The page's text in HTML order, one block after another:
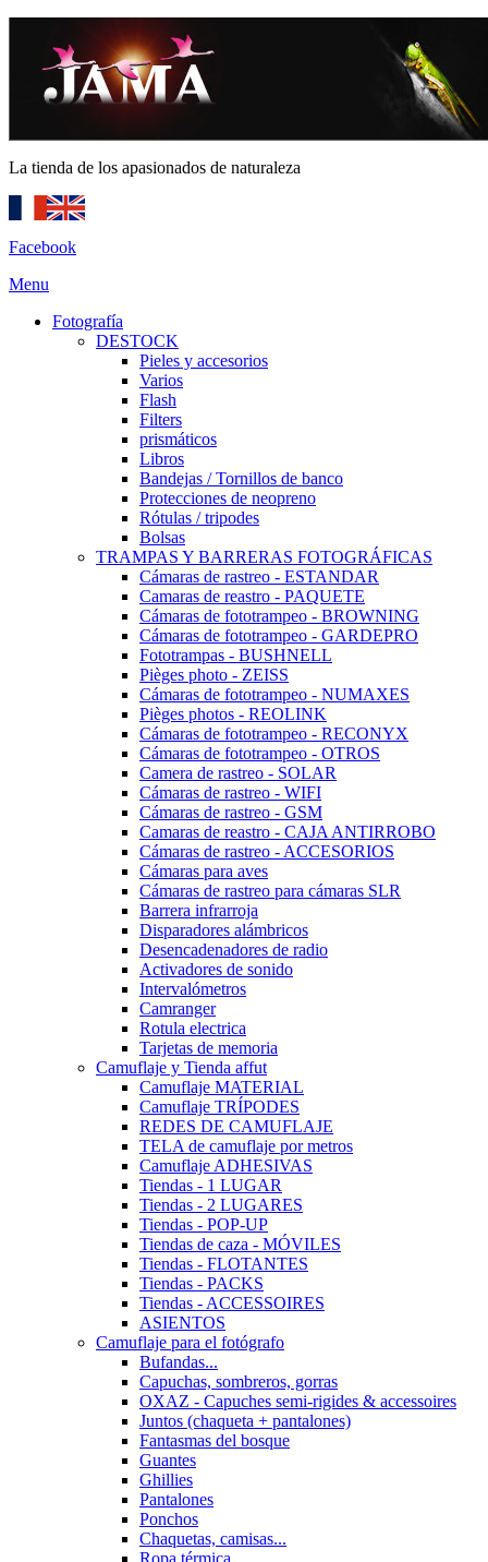
La tienda de los apasionados de naturaleza
Facebook
Menu
Fotografía
DESTOCK
Pieles y accesorios
Varios
Flash
Filters
prismáticos
Libros
Bandejas / Tornillos de banco
Protecciones de neopreno
Rótulas / tripodes
Bolsas
TRAMPAS Y BARRERAS FOTOGRÁFICAS
Cámaras de rastreo - ESTANDAR
Camaras de reastro - PAQUETE
Cámaras de fototrampeo - BROWNING
Cámaras de fototrampeo - GARDEPRO
Fototrampas - BUSHNELL
Pièges photo - ZEISS
Cámaras de fototrampeo - NUMAXES
Pièges photos - REOLINK
Cámaras de fototrampeo - RECONYX
Cámaras de fototrampeo - OTROS
Camera de rastreo - SOLAR
Cámaras de rastreo - WIFI
Cámaras de rastreo - GSM
Camaras de reastro - CAJA ANTIRROBO
Cámaras de rastreo - ACCESORIOS
Cámaras para aves
Cámaras de rastreo para cámaras SLR
Barrera infrarroja
Disparadores alámbricos
Desencadenadores de radio
Activadores de sonido
Intervalómetros
Camranger
Rotula electrica
Tarjetas de memoria
Camuflaje y Tienda affut
Camuflaje MATERIAL
Camuflaje TRÍPODES
REDES DE CAMUFLAJE
TELA de camuflaje por metros
Camuflaje ADHESIVAS
Tiendas - 1 LUGAR
Tiendas - 2 LUGARES
Tiendas - POP-UP
Tiendas de caza - MÓVILES
Tiendas - FLOTANTES
Tiendas - PACKS
Tiendas - ACCESSOIRES
ASIENTOS
Camuflaje para el fotógrafo
Bufandas...
Capuchas, sombreros, gorras
OXAZ - Capuches semi-rigides & accessoires
Juntos (chaqueta + pantalones)
Fantasmas del bosque
Guantes
Ghillies
Pantalones
Ponchos
Chaquetas, camisas...
Ropa térmica